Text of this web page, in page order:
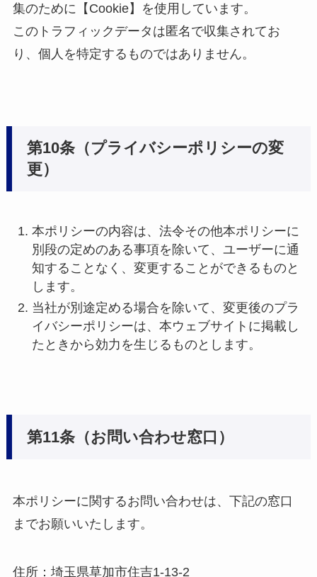
集のために【Cookie】を使用しています。
このトラフィックデータは匿名で収集されてお
り、個人を特定するものではありません。
第10条（プライバシーポリシーの変
更）
本ポリシーの内容は、法令その他本ポリシーに
別段の定めのある事項を除いて、ユーザーに通
知することなく、変更することができるものと
します。
当社が別途定める場合を除いて、変更後のプラ
イバシーポリシーは、本ウェブサイトに掲載し
たときから効力を生じるものとします。
第11条（お問い合わせ窓口）
本ポリシーに関するお問い合わせは、下記の窓口
までお願いいたします。
住所：埼玉県草加市住吉1-13-2